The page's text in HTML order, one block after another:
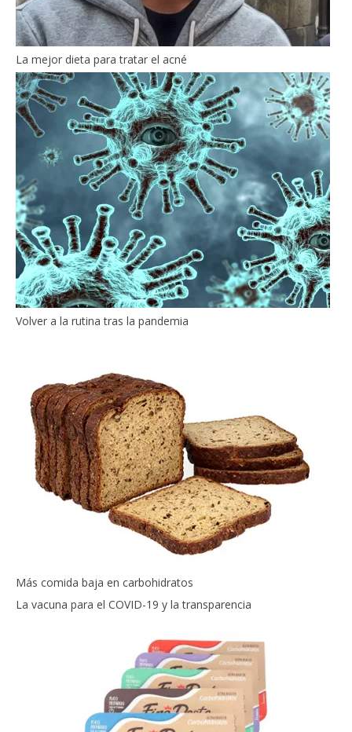
La mejor dieta para tratar el acné
Volver a la rutina tras la pandemia
Más comida baja en carbohidratos
La vacuna para el COVID-19 y la transparencia